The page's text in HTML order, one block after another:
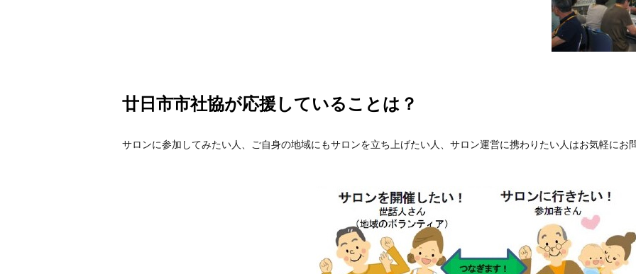
廿日市市社協が応援していることは？
サロンに参加してみたい人、ご自身の地域にもサロンを立ち上げたい人、サロン運営に携わりたい人はお気軽にお